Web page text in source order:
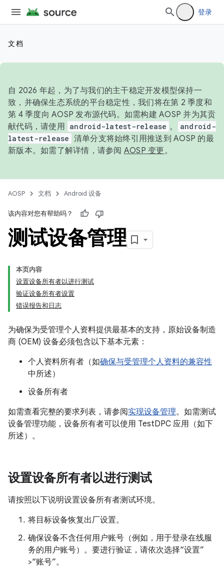
登录
文档
自 2026 年起，为了与我们的主干稳定开发模型保持一
致，并确保生态系统的平台稳定性，我们将在第 2 季度和
第 4 季度向 AOSP 发布源代码。如需构建 AOSP 并为其贡
献代码，请使用 android-latest-release 。
android-
latest-release 清单分支将始终引用推送到 AOSP 的最
新版本。如需了解详情，请参阅 AOSP 变更。
AOSP 文档 Android 设备
该内容对您有帮助吗？
测试设备管理
本页内容
设置设备所有者以进行测试
验证设备所有者设置
错误报告和日志
为确保为受管理个人资料提供最基本的支持，原始设备制造
商 (OEM) 设备必须包含以下基本元素：
个人资料所有者（如确保与受管理个人资料的兼容性
中所述）
设备所有者
如需查看完整的要求列表，请参阅实现设备管理。如需测试
设备管理功能，设备所有者可以使用 TestDPC 应用（如下
所述）。
设置设备所有者以进行测试
请按照以下说明设置设备所有者测试环境。
将目标设备恢复出厂设置。
确保设备不含任何用户账号（例如，用于登录在线服
务的用户账号）。要进行验证，请依次选择“设置”
>“账号”。